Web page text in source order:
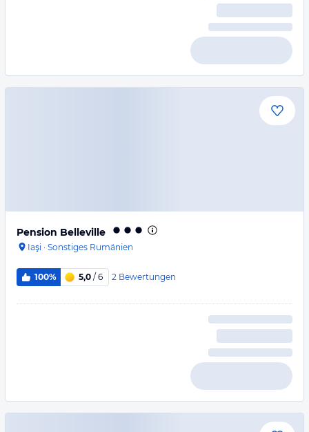
Pension Belleville
Iaşi · Sonstiges Rumänien
100% 5,0 / 6 2 Bewertungen